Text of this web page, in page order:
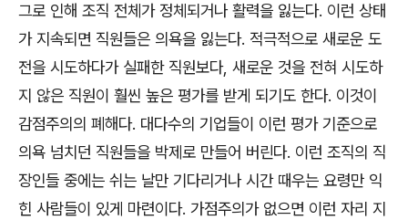
그로 인해 조직 전체가 정체되거나 활력을 잃는다. 이런 상태
가 지속되면 직원들은 의욕을 잃는다. 적극적으로 새로운 도
전을 시도하다가 실패한 직원보다, 새로운 것을 전혀 시도하
지 않은 직원이 훨씬 높은 평가를 받게 되기도 한다. 이것이
감점주의의 폐해다. 대다수의 기업들이 이런 평가 기준으로
의욕 넘치던 직원들을 박제로 만들어 버린다. 이런 조직의 직
장인들 중에는 쉬는 날만 기다리거나 시간 때우는 요령만 익
힌 사람들이 있게 마련이다. 가점주의가 없으면 이런 자리 지